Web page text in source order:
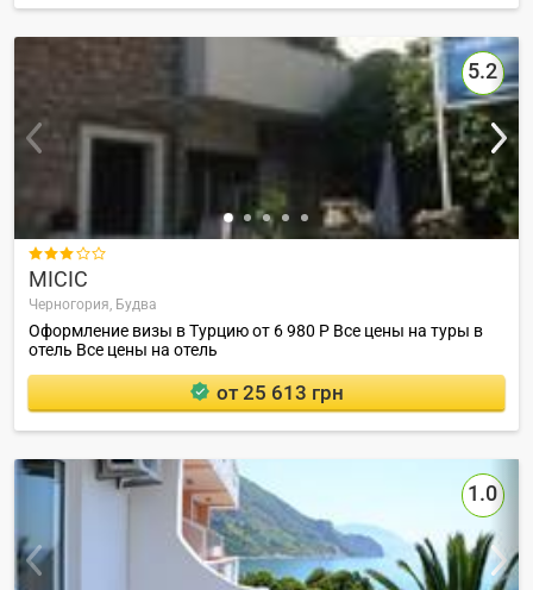
5.2

MICIC
Черногория, Будва
Оформление визы в Турцию от 6 980 Р Все цены на туры в
отель Все цены на отель
от 25 613 грн
1.0